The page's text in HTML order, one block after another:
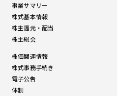
事業サマリー
株式基本情報
株主還元・配当
株主総会
株価関連情報
株式事務手続き
電子公告
体制